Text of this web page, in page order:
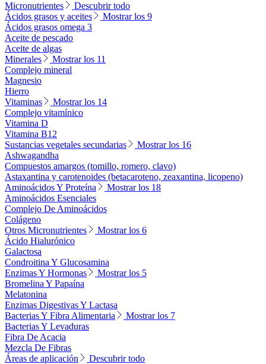
Micronutrientes
Descubrir todo
Ácidos grasos y aceites
Mostrar los 9
Ácidos grasos omega 3
Aceite de pescado
Aceite de algas
Minerales
Mostrar los 11
Complejo mineral
Magnesio
Hierro
Vitaminas
Mostrar los 14
Complejo vitamínico
Vitamina D
Vitamina B12
Sustancias vegetales secundarias
Mostrar los 16
Ashwagandha
Compuestos amargos (tomillo, romero, clavo)
Astaxantina y carotenoides (betacaroteno, zeaxantina, licopeno)
Aminoácidos Y Proteína
Mostrar los 18
Aminoácidos Esenciales
Complejo De Aminoácidos
Colágeno
Otros Micronutrientes
Mostrar los 6
Ácido Hialurónico
Galactosa
Condroitina Y Glucosamina
Enzimas Y Hormonas
Mostrar los 5
Bromelina Y Papaína
Melatonina
Enzimas Digestivas Y Lactasa
Bacterias Y Fibra Alimentaria
Mostrar los 7
Bacterias Y Levaduras
Fibra De Acacia
Mezcla De Fibras
Áreas de aplicación
Descubrir todo